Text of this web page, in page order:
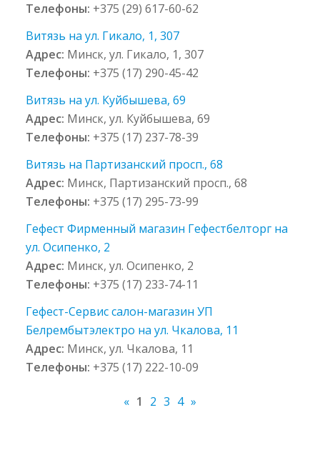
Телефоны: +375 (29) 617-60-62
Витязь на ул. Гикало, 1, 307
Адрес: Минск, ул. Гикало, 1, 307
Телефоны: +375 (17) 290-45-42
Витязь на ул. Куйбышева, 69
Адрес: Минск, ул. Куйбышева, 69
Телефоны: +375 (17) 237-78-39
Витязь на Партизанский просп., 68
Адрес: Минск, Партизанский просп., 68
Телефоны: +375 (17) 295-73-99
Гефест Фирменный магазин Гефестбелторг на
ул. Осипенко, 2
Адрес: Минск, ул. Осипенко, 2
Телефоны: +375 (17) 233-74-11
Гефест-Сервис салон-магазин УП
Белрембытэлектро на ул. Чкалова, 11
Адрес: Минск, ул. Чкалова, 11
Телефоны: +375 (17) 222-10-09
« 1 2 3 4 »